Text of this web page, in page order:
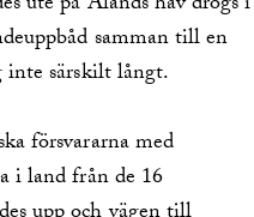
samman till en
inte särskilt långt.
försvararna med
i land från de 16